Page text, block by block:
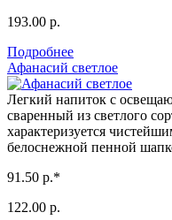
193.00 р.
Подробнее
Афанасий светлое
Легкий напиток с
сваренный из светлого
характеризуется
белоснежной пенной
91.50 р.*
122.00 р.